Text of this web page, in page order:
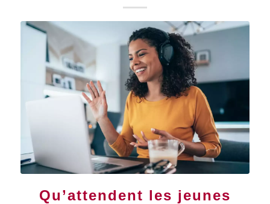
Qu’attendent les jeunes